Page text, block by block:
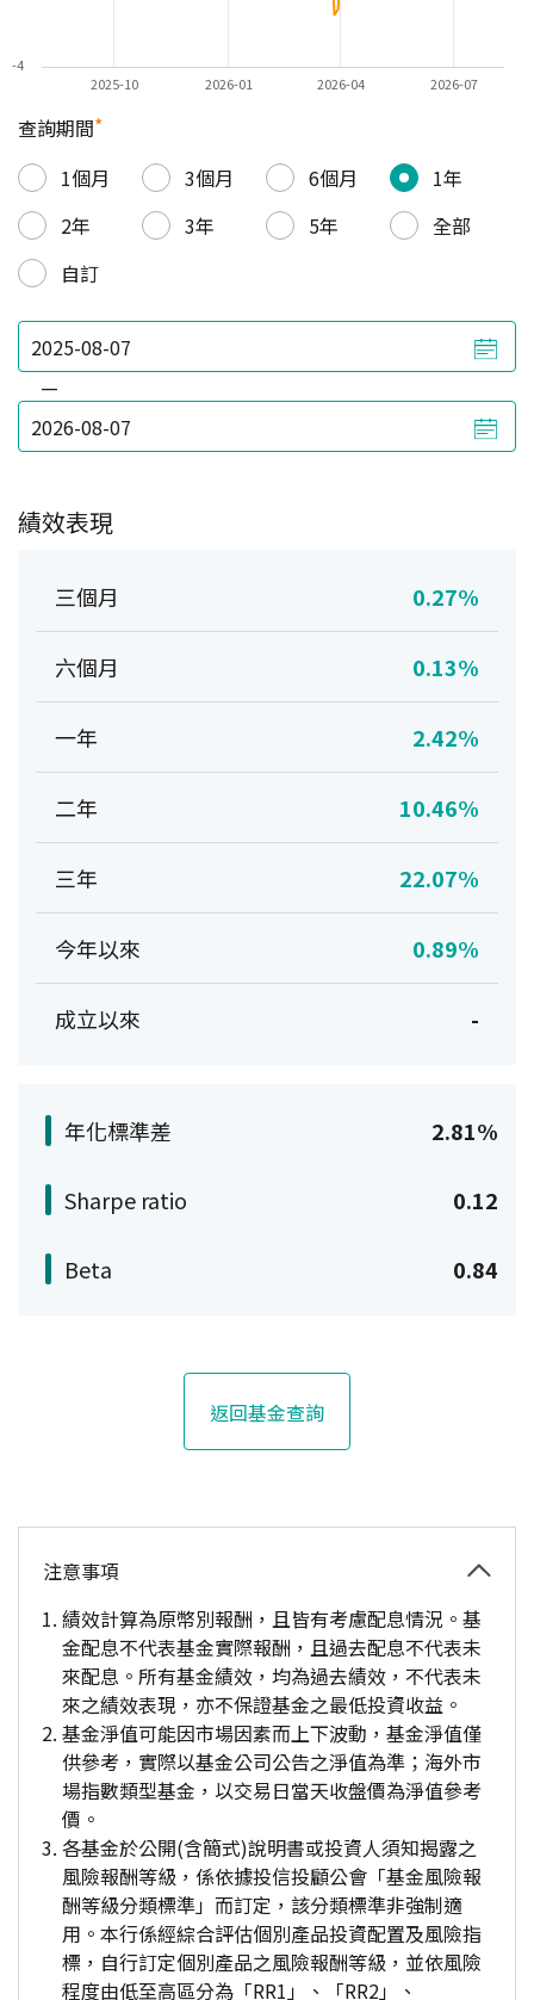
2025-10 2026-01 2026-04 2026-07
-4
查詢期間*
1個月
3個月 6個月
1年
2年
3年 5年
全部
自訂
—
績效表現
三個月 0.27%
六個月 0.13%
一年 2.42%
二年 10.46%
三年 22.07%
今年以來 0.89%
成立以來 -
年化標準差 2.81%
Sharpe ratio 0.12
Beta 0.84
返回基金查詢
注意事項
績效計算為原幣別報酬，且皆有考慮配息情況。基
金配息不代表基金實際報酬，且過去配息不代表未
來配息。所有基金績效，均為過去績效，不代表未
來之績效表現，亦不保證基金之最低投資收益。
基金淨值可能因市場因素而上下波動，基金淨值僅
供參考，實際以基金公司公告之淨值為準；海外市
場指數類型基金，以交易日當天收盤價為淨值參考
價。
各基金於公開(含簡式)說明書或投資人須知揭露之
風險報酬等級，係依據投信投顧公會「基金風險報
酬等級分類標準」而訂定，該分類標準非強制適
用。本行係經綜合評估個別產品投資配置及風險指
標，自行訂定個別產品之風險報酬等級，並依風險
程度由低至高區分為「RR1」、「RR2」、